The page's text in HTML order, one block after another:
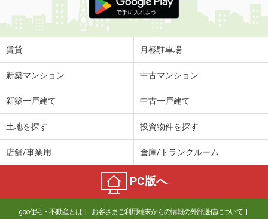
賃貸 月極駐車場
新築マンション 中古マンション
新築一戸建て 中古一戸建て
土地を探す 投資物件を探す
店舗/事業用 倉庫/トランクルーム
PC版へ
goo住宅・不動産とは お客さまご利用端末からの情報の外部送信について